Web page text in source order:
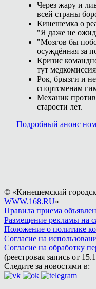
Через жару и
всей страны
Кинешемка о
"Я даже не
"Мозгов бы
осуждённая за
Кризис
тут
Рок, брызги и
спортсменам
Механик
старости лет.
Подробный анонс
© «Кинешемский
WWW.168.RU»
Правила приема
Размещение рекламы на
Положение о политике
Согласие на
Согласие на обработку
(реестровая запись от
Следите за новостями в: